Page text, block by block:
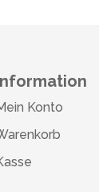
Konto